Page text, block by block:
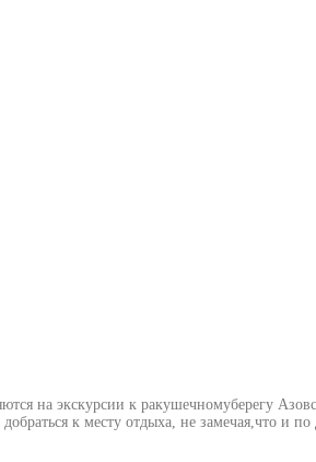
на экскурсии к ракушечномуберегу
к месту отдыха, не замечая,что и